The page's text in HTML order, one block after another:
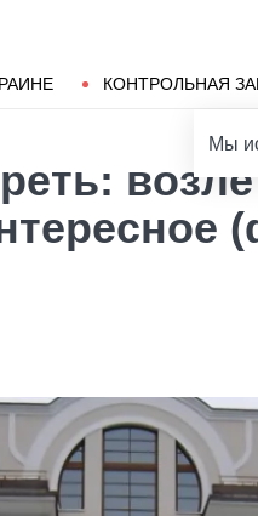
КОНТРОЛЬНАЯ
Мы